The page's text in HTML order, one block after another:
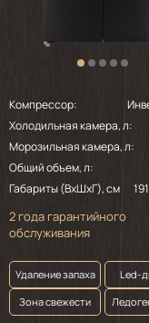
Компрессор:
Холодильная камера, л:
Морозильная камера, л:
Общий объем, л:
Габариты (ВхШхГ), см
2 года гарантийного
обслуживания
Удаление запаха
Led-
Зона свежести